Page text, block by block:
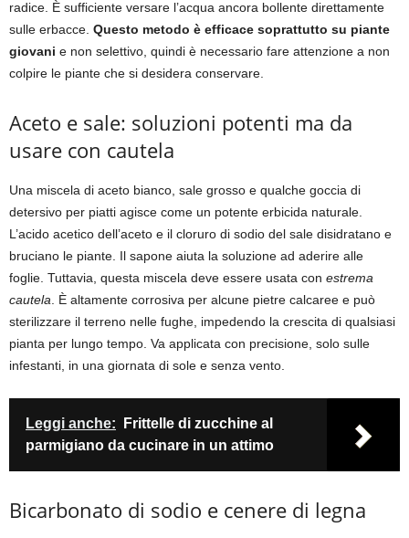
radice. È sufficiente versare l’acqua ancora bollente direttamente
sulle erbacce. Questo metodo è efficace soprattutto su piante
giovani e non selettivo, quindi è necessario fare attenzione a non
colpire le piante che si desidera conservare.
Aceto e sale: soluzioni potenti ma da
usare con cautela
Una miscela di aceto bianco, sale grosso e qualche goccia di
detersivo per piatti agisce come un potente erbicida naturale.
L’acido acetico dell’aceto e il cloruro di sodio del sale disidratano e
bruciano le piante. Il sapone aiuta la soluzione ad aderire alle
foglie. Tuttavia, questa miscela deve essere usata con estrema
cautela . È altamente corrosiva per alcune pietre calcaree e può
sterilizzare il terreno nelle fughe, impedendo la crescita di qualsiasi
pianta per lungo tempo. Va applicata con precisione, solo sulle
infestanti, in una giornata di sole e senza vento.
Leggi anche:
Frittelle di zucchine al
parmigiano da cucinare in un attimo
Bicarbonato di sodio e cenere di legna